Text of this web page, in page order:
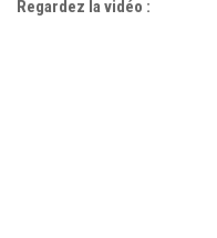
Regardez la vidéo :